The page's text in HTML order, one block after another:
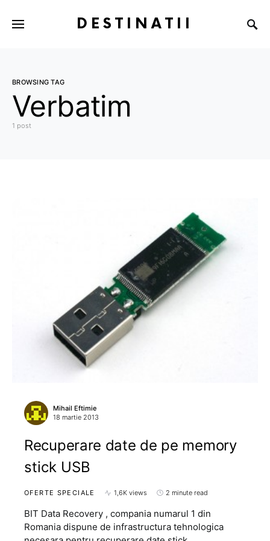
DESTINATII
BROWSING TAG
Verbatim
1 post
Mihail Eftimie
18 martie 2013
Recuperare date de pe memory
stick USB
OFERTE SPECIALE 1,6K views 2 minute read
BIT Data Recovery , compania numarul 1 din
Romania dispune de infrastructura tehnologica